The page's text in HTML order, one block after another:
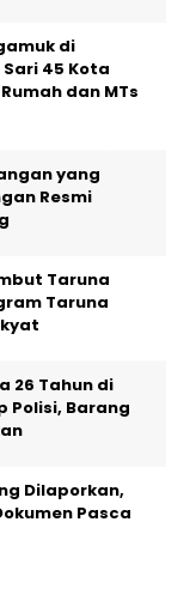
di
45 Kota
dan MTs
yang
Resmi
Taruna
Taruna
26 Tahun di
Polisi, Barang
Dilaporkan,
Pasca